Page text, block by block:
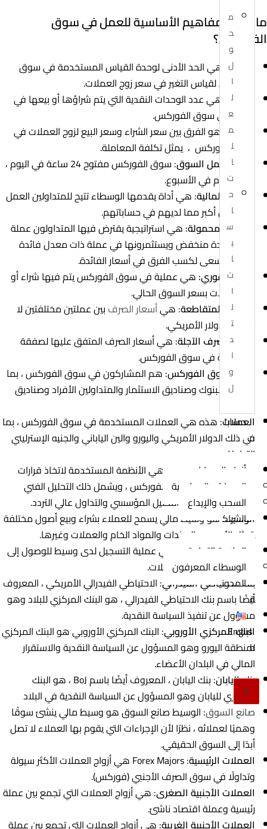
م
ح
و
ل
ا
ل
ع
م
ل
ا
ت
ح
ا
س
ب
ا
ت
ا
ل
ت
د
ا
و
ل
حسابا
ت
التداول
أنواع الحسابات
الحسابات الإسلامية
السحب والإيداع
الشراك
ة
العلامة التجارية
الوسطاء المعرفون
المدون
ة
Englis
h
X
ما هي المفاهيم الأساسية للعمل في سوق
الفوركس؟
النقطة : هي الحد الأدنى لوحدة القياس المستخدمة في سوق
الفوركس لقياس التغير في سعر زوج العملات.
اللوتات
: هي عدد الوحدات النقدية التي يتم شراؤها أو بيعها في
عملية في سوق الفوركس.
السبريد : هو الفرق بين سعر الشراء وسعر البيع لزوج العملات في
سوق الفوركس ، يمثل تكلفة المعاملة.
ساعات عمل السوق
: سوق الفوركس مفتوح 24 ساعة في اليوم ،
خمسة أيام في الأسبوع.
الرافعة المالية: هي أداة يقدمها الوسطاء تتيح للمتداولين العمل
برأس مال أكبر مما لديهم في حساباتهم.
التجارة المحمولة: هي استراتيجية يقترض فيها المتداولون عملة
بسعر فائدة منخفض ويستثمرونها في عملة ذات معدل فائدة
أعلى ، ونسعى لكسب الفرق في أسعار الفائدة.
السعر الفوري: هي عملية في سوق الفوركس يتم فيها شراء أو
بيع العملات بسعر السوق الحالي.
الأسعار المتقاطعة: هيأسعار الصرف بين عملتين مختلفتين لا
تشمل الدولار الأمريكي.
أسعار الصرف الآجلة: هي أسعار الصرف المتفق عليها لصفقة
مستقبلية في سوق الفوركس.
وكلاء سوق الفوركس: هم المشاركون في سوق الفوركس ، بما
في ذلك البنوك وصناديق الاستثمار والمتداولين الأفراد وصناديق
العملات: هذه هي العملات المستخدمة في سوق الفوركس ، بما
في ذلك الدولار الأمريكي واليورو والين الياباني والجنيه الإسترليني
وغيرها.
استراتيجيات الفوركس
: هي الأنظمة المستخدمة لاتخاذ قرارات
البيع والشراء في سوق الفوركس ، ويشمل ذلك التحليل الفني
والتحليل الأساسي والتحليل المؤسسي والتداول عالي التردد.
الوسيط: هو وسيط مالي يسمح للعملاء بشراء وبيع أصول مختلفة
، مثل الأسهم والسندات والمواد الخام والعملات وغيرها.
فتح حساب فوركس
: هي عملية التسجيل لدى وسيط للوصول إلى
السوق وبدء تداول العملات.
بنك الاحتياطي الفيدرالي: الاحتياطي الفيدرالي الأمريكي ، المعروف
أيضًا باسم بنك الاحتياطي الفيدرالي ، هو البنك المركزي للبلاد وهو
مسؤول عن تنفيذ السياسة النقدية.
البنك المركزي الأوروبي: البنك المركزي الأوروبي هو البنك المركزي
لمنطقة اليورو وهو المسؤول عن السياسة النقدية والاستقرار
المالي في البلدان الأعضاء.
بنك اليابان
: بنك اليابان ، المعروف أيضًا باسم BoJ ، هو البنك
المركزي لليابان وهو المسؤول عن السياسة النقدية في البلاد
صانع السوق: الوسيط صانع السوق هو وسيط مالي ينشئ سوقًا
وهميًا لعملائه ، نظرًا لأن الإجراءات التي يقوم بها العملاء لا تصل
أبدًا إلى السوق الحقيقي.
العملات الرئيسية
: Forex Majors هي أزواج العملات الأكثر سيولة
وتداولًا في سوق الصرف الأجنبي (فوركس).
العملات الأجنبية الصغرى: هي أزواج العملات التي تجمع بين عملة
رئيسية وعملة اقتصاد ناشئ.
العملات الأجنبية الغريبة: هي أزواج العملات التي تجمع بين عملة